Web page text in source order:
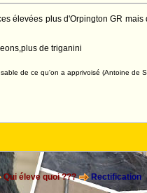
élevées plus d'Orpington GR
de triganini
de ce qu'on a apprivoisé (Antoine de
Qui éleve quoi ???
Rectification